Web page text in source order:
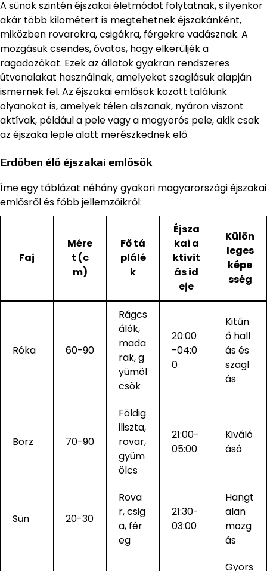
A sünök szintén éjszakai életmódot folytatnak, s ilyenkor
akár több kilométert is megtehetnek éjszakánként,
miközben rovarokra, csigákra, férgekre vadásznak. A
mozgásuk csendes, óvatos, hogy elkerüljék a
ragadozókat. Ezek az állatok gyakran rendszeres
útvonalakat használnak, amelyeket szaglásuk alapján
ismernek fel. Az éjszakai emlősök között találunk
olyanokat is, amelyek télen alszanak, nyáron viszont
aktívak, például a pele vagy a mogyorós pele, akik csak
az éjszaka leple alatt merészkednek elő.
Erdőben élő éjszakai emlősök
Íme egy táblázat néhány gyakori magyarországi éjszakai
emlősről és főbb jellemzőikről:
Faj
Mére
t (c
m)
Fő tá
plálé
k
Éjsza
kai a
ktivit
ás id
eje
Külön
leges
képe
sség
Róka 60-90
Rágcs
álók,
mada
rak, g
yümöl
csök
20:00
-04:0
0
Kitűn
ő hall
ás és
szagl
ás
Borz 70-90
Földig
iliszta,
rovar,
gyüm
ölcs
21:00-
05:00
Kiváló
ásó
Sün 20-30
Rova
r, csig
a, fér
eg
21:30-
03:00
Hangt
alan
mozg
ás
Gyors